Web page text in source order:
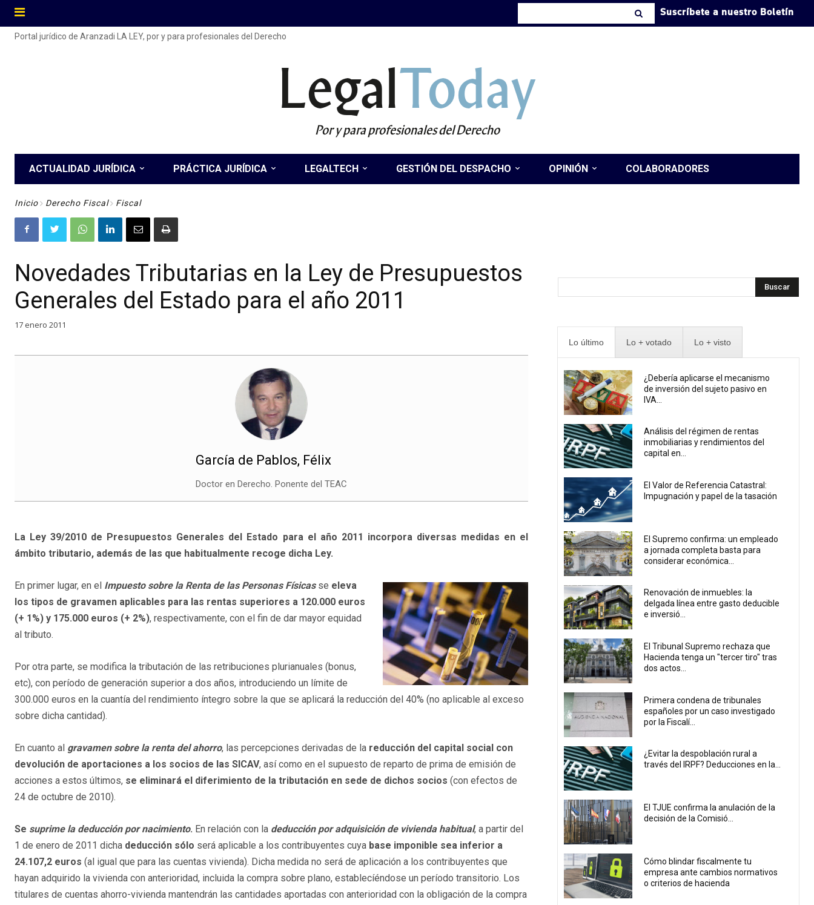
Suscríbete a nuestro Boletín
Portal jurídico de Aranzadi LA LEY, por y para profesionales del Derecho
LegalToday
Por y para profesionales del Derecho
ACTUALIDAD JURÍDICA PRÁCTICA JURÍDICA LEGALTECH GESTIÓN DEL DESPACHO OPINIÓN COLABORADORES
Inicio Derecho Fiscal Fiscal
Novedades Tributarias en la Ley de Presupuestos
Generales del Estado para el año 2011
17 enero 2011
García de Pablos, Félix
Doctor en Derecho. Ponente del TEAC
La Ley 39/2010 de Presupuestos Generales del Estado para el año 2011 incorpora diversas medidas en el
ámbito tributario, además de las que habitualmente recoge dicha Ley.
En primer lugar, en el Impuesto sobre la Renta de las Personas Físicasse eleva
los tipos de gravamen aplicables para las rentas superiores a 120.000 euros
(+ 1%) y 175.000 euros (+ 2%), respectivamente, con el fin de dar mayor equidad
al tributo.
Por otra parte, se modifica la tributación de las retribuciones plurianuales (bonus,
etc), con período de generación superior a dos años, introduciendo un límite de
300.000 euros en la cuantía del rendimiento íntegro sobre la que se aplicará la reducción del 40% (no aplicable al exceso
sobre dicha cantidad).
En cuanto al gravamen sobre la renta del ahorro, las percepciones derivadas de la reducción del capital social con
devolución de aportaciones a los socios de las SICAV, así como en el supuesto de reparto de prima de emisión de
acciones a estos últimos, se eliminará el diferimiento de la tributación en sede de dichos socios (con efectos de
24 de octubre de 2010).
Se suprime la deducción por nacimiento. En relación con la deducción por adquisición de vivienda habitual, a partir del
1 de enero de 2011 dicha deducción sólo será aplicable a los contribuyentes cuya base imponible sea inferior a
24.107,2 euros (al igual que para las cuentas vivienda). Dicha medida no será de aplicación a los contribuyentes que
hayan adquirido la vivienda con anterioridad, incluida la compra sobre plano, establecíéndose un período transitorio. Los
titulares de cuentas ahorro-vivienda mantendrán las cantidades aportadas con anterioridad con la obligación de la compra
Buscar
Lo último Lo + votado Lo + visto
¿Debería aplicarse el mecanismo
de inversión del sujeto pasivo en
IVA...
Análisis del régimen de rentas
inmobiliarias y rendimientos del
capital en...
El Valor de Referencia Catastral:
Impugnación y papel de la tasación
El Supremo confirma: un empleado
a jornada completa basta para
considerar económica...
Renovación de inmuebles: la
delgada línea entre gasto deducible
e inversió...
El Tribunal Supremo rechaza que
Hacienda tenga un "tercer tiro" tras
dos actos...
Primera condena de tribunales
españoles por un caso investigado
por la Fiscalí...
¿Evitar la despoblación rural a
través del IRPF? Deducciones en la...
El TJUE confirma la anulación de la
decisión de la Comisió...
Cómo blindar fiscalmente tu
empresa ante cambios normativos
o criterios de hacienda